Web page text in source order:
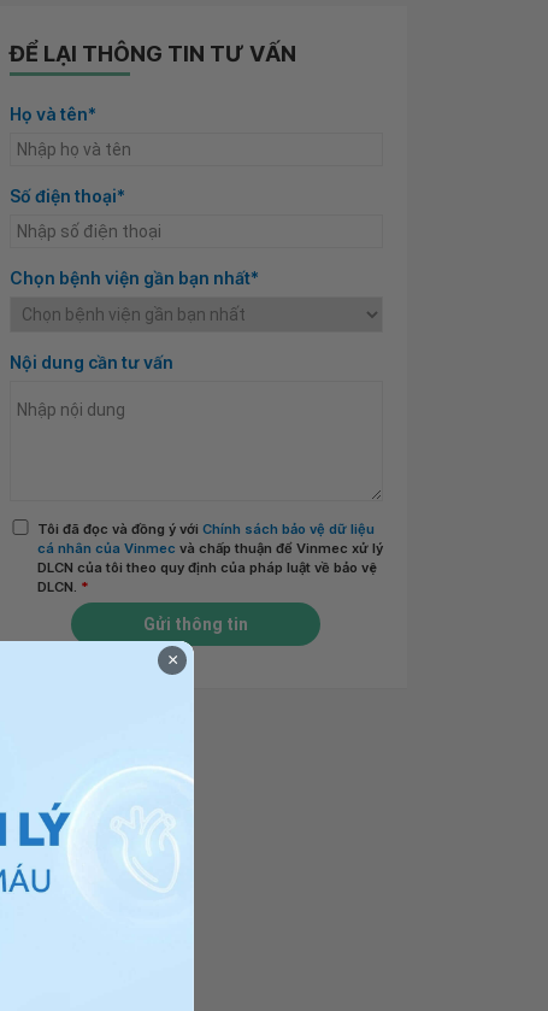
ĐỂ LẠI THÔNG TIN TƯ VẤN
Họ và tên*
Số điện thoại*
Chọn bệnh viện gần bạn nhất*
Nội dung cần tư vấn
Tôi đã đọc và đồng ý với Chính sách bảo vệ dữ liệu
cá nhân của Vinmec và chấp thuận để Vinmec xử lý
DLCN của tôi theo quy định của pháp luật về bảo vệ
DLCN. *
Gửi thông tin
×